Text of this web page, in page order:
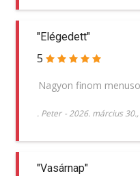
"Elégedett"
5
Nagyon finom
. Peter -2026. március
"Vasárnap"